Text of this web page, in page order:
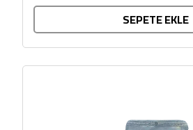
SEPETE EKLE